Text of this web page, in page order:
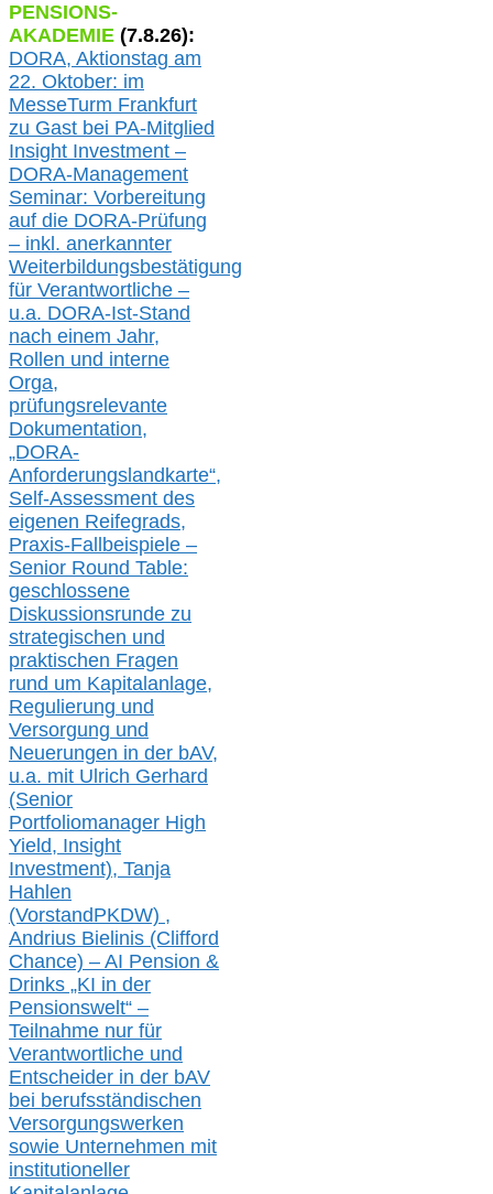
PENSIONS-
AKADEMIE (7.8.26):
DORA, Aktionstag am
22. Oktober: im
MesseTurm Frankfurt
zu Gast bei PA-Mitglied
Insight Investment –
DORA-Management
Seminar: Vorbereitung
auf die DORA-Prüfung
– inkl. anerkannter
Weiterbildungsbestätigung
für Verantwortliche –
u.a. DORA-Ist-Stand
nach einem Jahr,
Rollen und interne
Orga,
prüfungsrelevante
Dokumentation,
„DORA-
Anforderungslandkarte“,
Self-Assessment des
eigenen Reifegrads,
Praxis-Fallbeispiele –
Senior Round Table:
geschlossene
Diskussionsrunde zu
strategischen und
praktischen Fragen
rund um Kapitalanlage,
Regulierung und
Versorgung und
Neuerungen in der bAV,
u.a. mit Ulrich Gerhard
(Senior
Portfoliomanager High
Yield, Insight
Investment), Tanja
Hahlen
(VorstandPKDW) ,
Andrius Bielinis (Clifford
Chance) – AI Pension &
Drinks „KI in der
Pensionswelt“ –
Teilnahme nur für
Verantwortliche und
Entscheider in der bAV
bei berufsständischen
Versorgungswerken
sowie Unternehmen mit
institutioneller